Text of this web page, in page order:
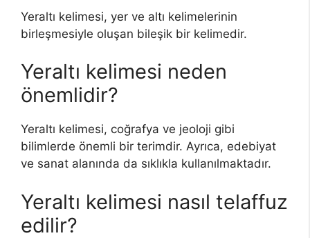
Yeraltı kelimesi, yer ve altı kelimelerinin
birleşmesiyle oluşan bileşik bir kelimedir.
Yeraltı kelimesi neden
önemlidir?
Yeraltı kelimesi, coğrafya ve jeoloji gibi
bilimlerde önemli bir terimdir. Ayrıca, edebiyat
ve sanat alanında da sıklıkla kullanılmaktadır.
Yeraltı kelimesi nasıl telaffuz
edilir?